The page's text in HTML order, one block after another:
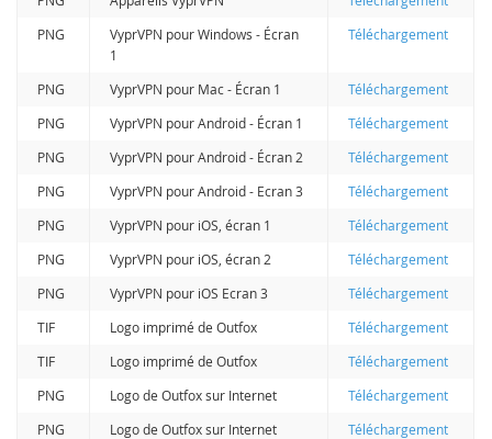
PNG
VyprVPN pour Windows - Écran
1
Téléchargement
PNG VyprVPN pour Mac - Écran 1
Téléchargement
PNG
VyprVPN pour Android - Écran 1
Téléchargement
PNG
VyprVPN pour Android - Écran 2
Téléchargement
PNG
VyprVPN pour Android - Ecran 3
Téléchargement
PNG
VyprVPN pour iOS, écran 1
Téléchargement
PNG
VyprVPN pour iOS, écran 2
Téléchargement
PNG
VyprVPN pour iOS Ecran 3
Téléchargement
TIF
Logo imprimé de Outfox
Téléchargement
TIF
Logo imprimé de Outfox
Téléchargement
PNG
Logo de Outfox sur Internet
Téléchargement
PNG
Logo de Outfox sur Internet
Téléchargement